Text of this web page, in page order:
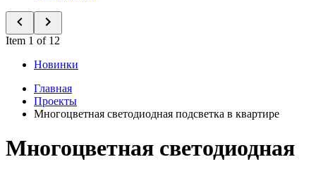
Item 1 of 12
Новинки
Главная
Проекты
Многоцветная светодиодная подсветка в квартире
Многоцветная светодиодная